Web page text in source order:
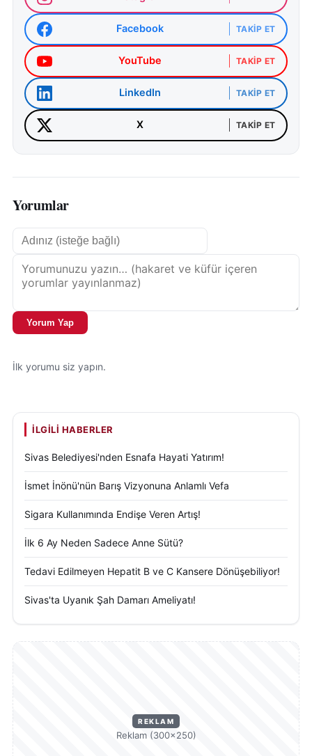
Facebook TAKIP ET
YouTube TAKIP ET
LinkedIn TAKIP ET
X TAKIP ET
Yorumlar
Yorum Yap
İlk yorumu siz yapın.
İLGILI HABERLER
Sivas Belediyesi'nden Esnafa Hayati Yatırım!
İsmet İnönü'nün Barış Vizyonuna Anlamlı Vefa
Sigara Kullanımında Endişe Veren Artış!
İlk 6 Ay Neden Sadece Anne Sütü?
Tedavi Edilmeyen Hepatit B ve C Kansere Dönüşebiliyor!
Sivas'ta Uyanık Şah Damarı Ameliyatı!
REKLAM
Reklam (300×250)